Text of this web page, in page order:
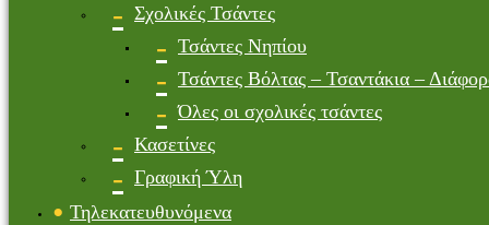
Σχολικές Τσάντες
Τσάντες Νηπίου
Τσάντες Βόλτας – Τσαντάκια –
Όλες οι σχολικές τσάντες
Κασετίνες
Γραφική Ύλη
Τηλεκατευθυνόμενα